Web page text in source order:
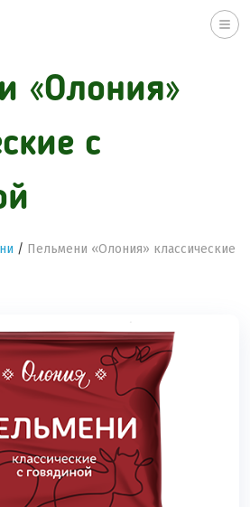
«Олония»
с
/ Пельмени «Олония» классические